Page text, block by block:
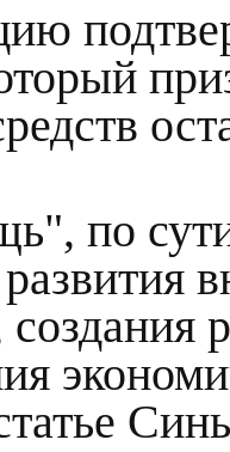
по
создания